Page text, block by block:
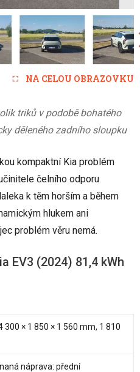
NA CELOU OBRAZOVKU
triků v podobě bohatého
děleného zadního sloupku
kompaktní Kia problém
čelního odporu
k těm horším a během
hlukem ani
problém věru nemá.
EV3 (2024) 81,4 kWh
300 × 1 850 × 1 560 mm, 1 810
náprava: přední